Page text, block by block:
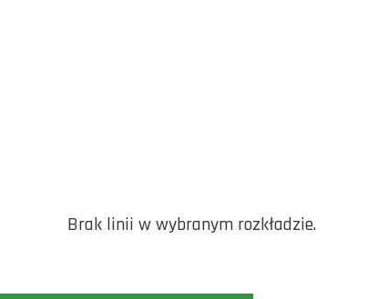
Brak linii w wybranym rozkładzie.